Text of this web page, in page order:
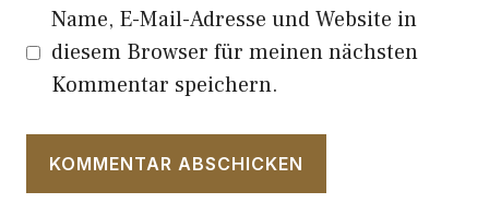
Name, E-Mail-Adresse und Website in
diesem Browser für meinen nächsten
Kommentar speichern.